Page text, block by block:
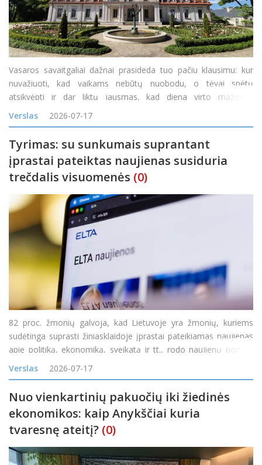
Vasaros savaitgaliai dažnai prasideda tuo pačiu klausimu: kur
nuvažiuoti, kad vaikams nebūtų nuobodu, o tėvai spėtų
atsikvėpti ir dar liktų jausmas, kad diena virto mažomis
atostogomis? Vienas tokių maršrutų veda į Ilzenbergo dvarą
Rokiškio rajone. Čia diena gali prasidėti šimta
Verslas 2026-07-17
Tyrimas: su sunkumais suprantant
įprastai pateiktas naujienas susiduria
trečdalis visuomenės (0)
82 proc. žmonių galvoja, kad Lietuvoje yra žmonių, kuriems
sudėtinga suprasti žiniasklaidoje įprastai pateikiamas naujienas
apie politiką, ekonomiką, sveikatą ir tt., rodo naujienų portalo
„Delfi“ užsakymu atliktas reprezentatyvus „Spinter“ tyrimas. 71
proc. mano, kad y
Verslas 2026-07-17
Nuo vienkartinių pakuočių iki žiedinės
ekonomikos: kaip Anykščiai kuria
tvaresnę ateitį? (0)